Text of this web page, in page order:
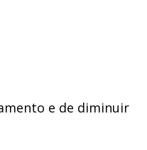
e de diminuir